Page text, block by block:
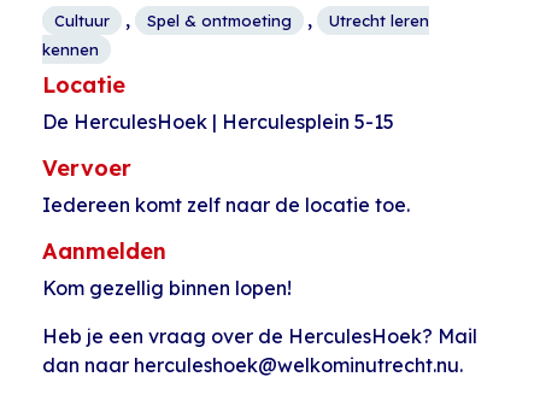
Cultuur , Spel & ontmoeting ,
Utrecht leren
kennen
Locatie
De HerculesHoek | Herculesplein 5-15
Vervoer
Iedereen komt zelf naar de locatie toe.
Aanmelden
Kom gezellig binnen lopen!
Heb je een vraag over de HerculesHoek? Mail
dan naar herculeshoek@welkominutrecht.nu.